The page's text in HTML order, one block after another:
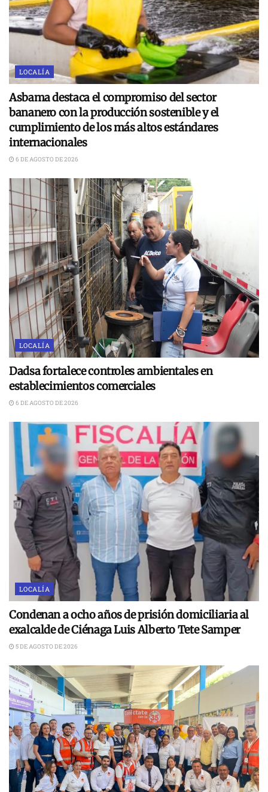
LOCALÍA
Asbama destaca el compromiso del sector
bananero con la producción sostenible y el
cumplimiento de los más altos estándares
internacionales
6 DE AGOSTO DE 2026
LOCALÍA
Dadsa fortalece controles ambientales en
establecimientos comerciales
6 DE AGOSTO DE 2026
LOCALÍA
Condenan a ocho años de prisión domiciliaria al
exalcalde de Ciénaga Luis Alberto Tete Samper
5 DE AGOSTO DE 2026